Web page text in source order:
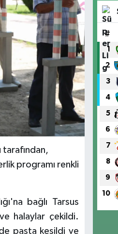
tarafından,
programı renkli
bağlı Tarsus
halaylar çekildi.
pasta kesildi ve
#
1
2
3
4
5
6
7
8
9
10